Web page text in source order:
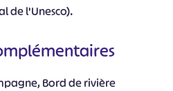
de l'Unesco).
Bord de rivière